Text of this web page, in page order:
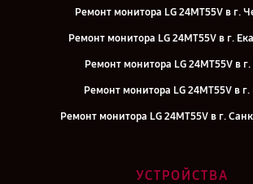
Ремонт монитора LG 24MT55V в г.
Ремонт монитора LG 24MT55V в г.
Ремонт монитора LG 24MT55V в
Ремонт монитора LG 24MT55V в
Ремонт монитора LG 24MT55V в г.
УСТРОЙСТВА